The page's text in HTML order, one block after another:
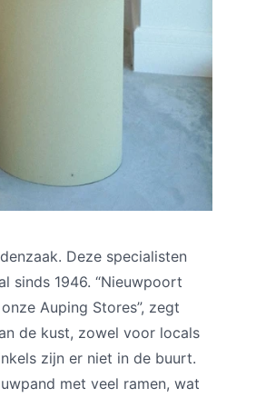
Deze specialisten
sinds 1946. “Nieuwpoort
Auping Stores”, zegt
de kust, zowel voor locals
zijn er niet in de buurt.
met veel ramen, wat